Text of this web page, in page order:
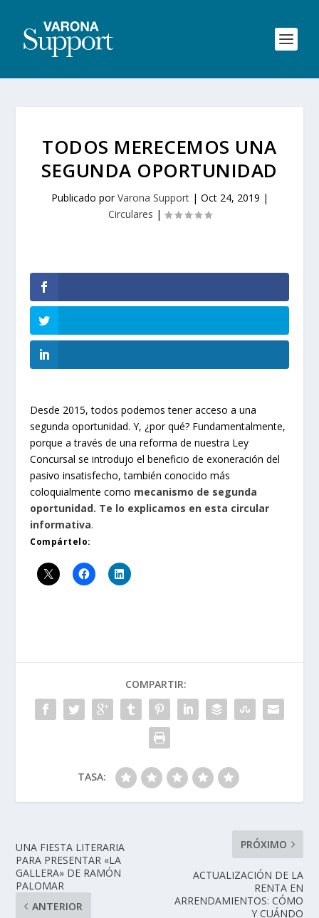
TODOS MERECEMOS UNA
SEGUNDA OPORTUNIDAD
Publicado porVarona Support| Oct 24, 2019 |
Circulares |
Desde 2015, todos podemos tener acceso a una
segunda oportunidad. Y, ¿por qué? Fundamentalmente,
porque a través de una reforma de nuestra Ley
Concursal se introdujo el beneficio de exoneración del
pasivo insatisfecho, también conocido más
coloquialmente como mecanismo de segunda
oportunidad. Te lo explicamos en esta circular
informativa.
Compártelo:
COMPARTIR:
TASA:
UNA FIESTA LITERARIA
PARA PRESENTAR «LA
GALLERA» DE RAMÓN
PALOMAR
ANTERIOR
PRÓXIMO
ACTUALIZACIÓN DE LA
RENTA EN
ARRENDAMIENTOS: CÓMO
Y CUÁNDO